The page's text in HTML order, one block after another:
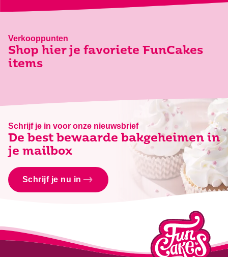
Verkooppunten
Shop hier je favoriete FunCakes
items
Schrijf je in voor onze nieuwsbrief
De best bewaarde bakgeheimen in
je mailbox
Schrijf je nu in